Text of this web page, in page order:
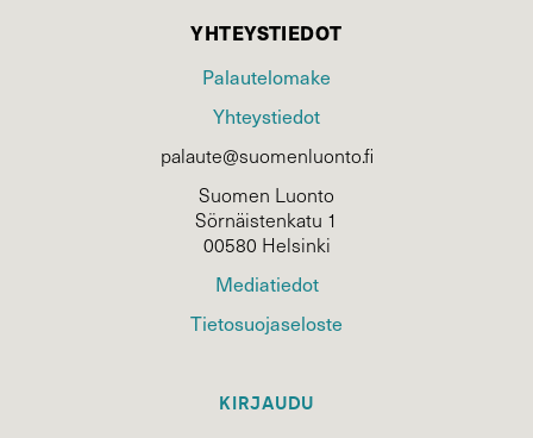
YHTEYSTIEDOT
Palautelomake
Yhteystiedot
palaute@suomenluonto.fi
Suomen Luonto
Sörnäistenkatu 1
00580 Helsinki
Mediatiedot
Tietosuojaseloste
KIRJAUDU